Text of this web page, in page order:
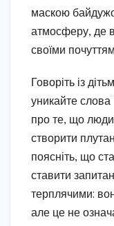
маскою
атмосферу, де
своїми
Говоріть із
уникайте слова
про те, що
створити
поясніть, що
ставити
терплячими:
але це не